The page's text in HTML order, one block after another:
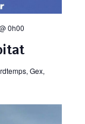
0h00
Gex,